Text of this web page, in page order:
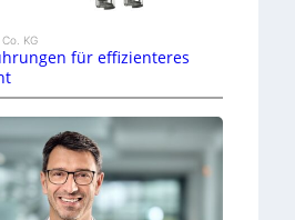
KG
für effizienteres